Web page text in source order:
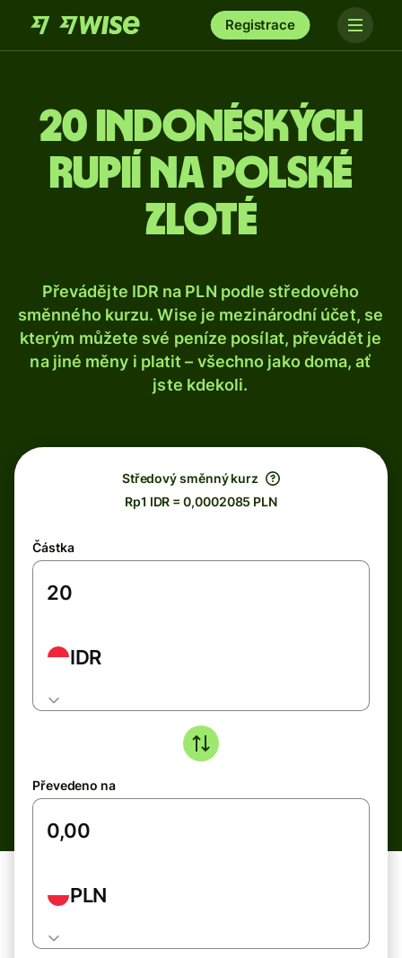
Registrace
20 indonéských
rupií na polské
zloté
Převádějte IDR na PLN podle středového
směnného kurzu. Wise je mezinárodní účet, se
kterým můžete své peníze posílat, převádět je
na jiné měny i platit – všechno jako doma, ať
jste kdekoli.
Středový směnný kurz
Rp1 IDR = 0,0002085 PLN
Částka
IDR
Převedeno na
PLN